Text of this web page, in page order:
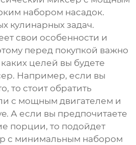
набором насадок.
кулинарных задач.
свои особенности и
перед покупкой важно
целей вы будете
Например, если вы
то стоит обратить
с мощным двигателем и
А если вы предпочитаете
порции, то подойдет
с минимальным набором